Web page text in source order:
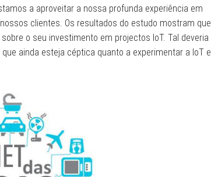
a aproveitar a nossa profunda experiência em
clientes. Os resultados do estudo mostram que
o seu investimento em projectos IoT. Tal deveria
ainda esteja céptica quanto a experimentar a IoT e